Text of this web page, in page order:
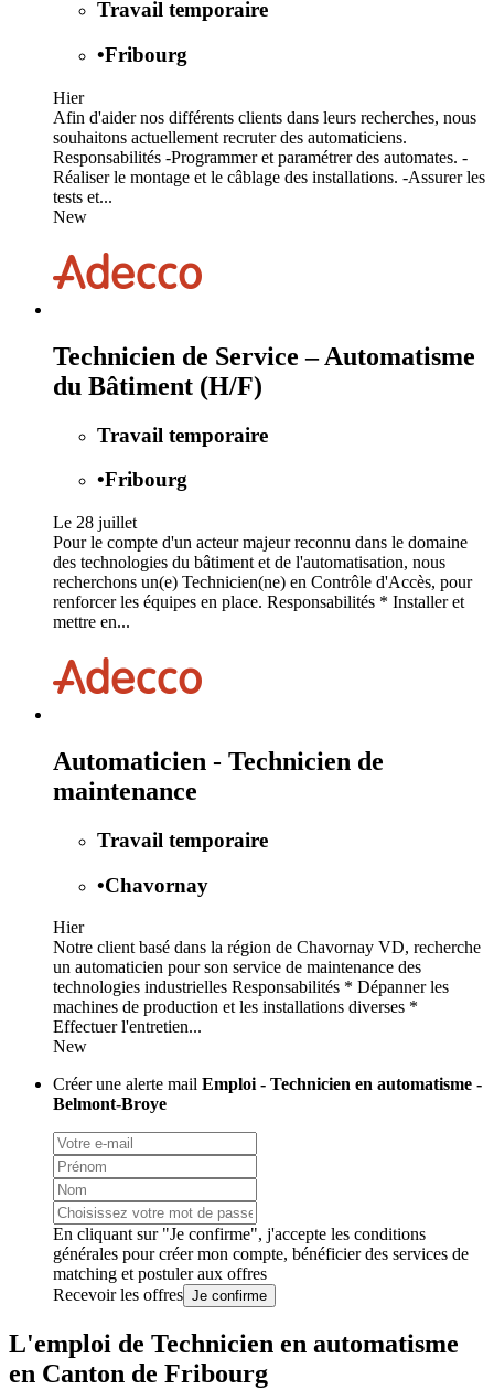
Travail temporaire
•Fribourg
Hier
Afin d'aider nos différents clients dans leurs recherches, nous
souhaitons actuellement recruter des automaticiens.
Responsabilités -Programmer et paramétrer des automates. -
Réaliser le montage et le câblage des installations. -Assurer les
tests et...
New
Technicien de Service – Automatisme
du Bâtiment (H/F)
Travail temporaire
•Fribourg
Le 28 juillet
Pour le compte d'un acteur majeur reconnu dans le domaine
des technologies du bâtiment et de l'automatisation, nous
recherchons un(e) Technicien(ne) en Contrôle d'Accès, pour
renforcer les équipes en place. Responsabilités * Installer et
mettre en...
Automaticien - Technicien de
maintenance
Travail temporaire
•Chavornay
Hier
Notre client basé dans la région de Chavornay VD, recherche
un automaticien pour son service de maintenance des
technologies industrielles Responsabilités * Dépanner les
machines de production et les installations diverses *
Effectuer l'entretien...
New
Créer une alerte mail Emploi - Technicien en automatisme -
Belmont-Broye
En cliquant sur "Je confirme", j'accepte les conditions
générales pour créer mon compte, bénéficier des services de
matching et postuler aux offres
Recevoir les offres Je confirme
L'emploi de Technicien en automatisme
en Canton de Fribourg